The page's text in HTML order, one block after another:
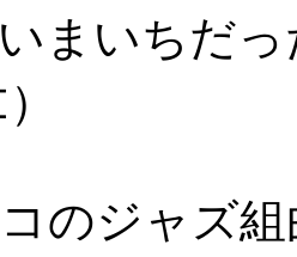
まいちだ
のジャズ